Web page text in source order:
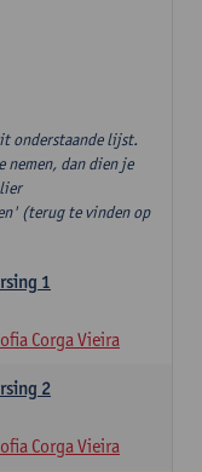
onderstaande lijst.
nemen, dan dien je
(terug te vinden op
1
Corga Vieira
2
Corga Vieira